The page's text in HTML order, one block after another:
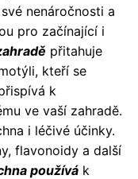
nenáročnosti a
pro začínající i
přitahuje
kteří se
k
ve vaší zahradě.
i léčivé účinky.
flavonoidy a další
používá k